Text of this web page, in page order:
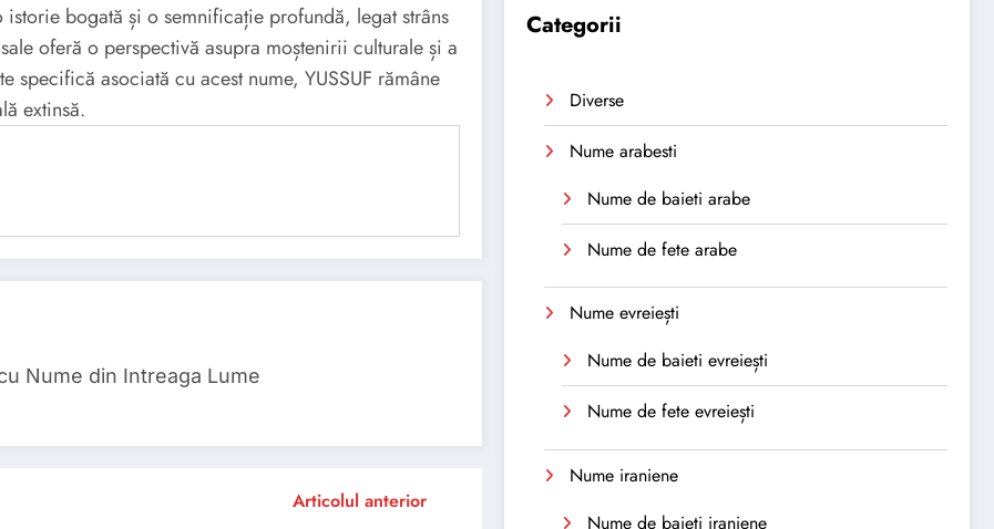
bogată și o semnificație profundă, legat strâns
oferă o perspectivă asupra moștenirii culturale și a
specifică asociată cu acest nume, YUSSUF rămâne
extinsă.
Nume din Intreaga Lume
Articolul anterior
Categorii
Diverse
Nume arabesti
Nume de baieti arabe
Nume de fete arabe
Nume evreiești
Nume de baieti evreiești
Nume de fete evreiești
Nume iraniene
Nume de baieti iraniene